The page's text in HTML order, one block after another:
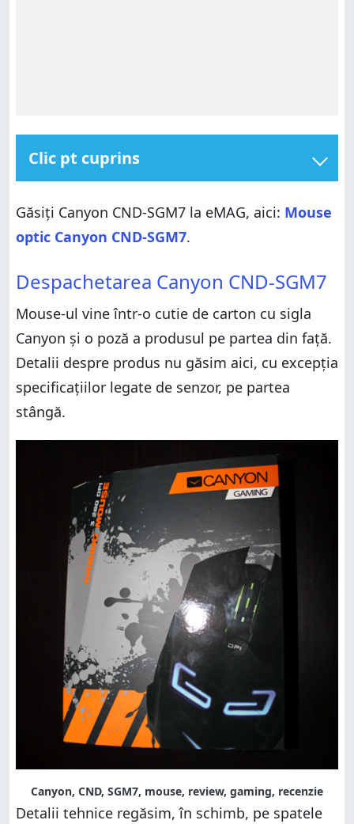
Clic pt cuprins
Specificații hardware
Experiența de utilizare a Canyon CND-SGM7
Verdict
Găsiți Canyon CND-SGM7 la eMAG, aici: Mouse
optic Canyon CND-SGM7.
Specificații hardware
Experiența de utilizare a Canyon CND-SGM7
Software & drivere
Verdict
Despachetarea Canyon CND-SGM7
Mouse-ul vine într-o cutie de carton cu sigla
Canyon și o poză a produsul pe partea din față.
Detalii despre produs nu găsim aici, cu excepția
specificațiilor legate de senzor, pe partea
stângă.
Canyon, CND, SGM7, mouse, review, gaming, recenzie
Detalii tehnice regăsim, în schimb, pe spatele